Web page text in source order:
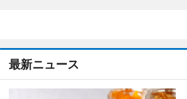
最新ニュース